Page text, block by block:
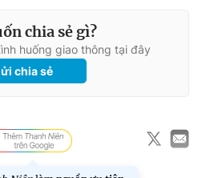
chia sẻ gì?
huống giao thông tại đây
chia sẻ